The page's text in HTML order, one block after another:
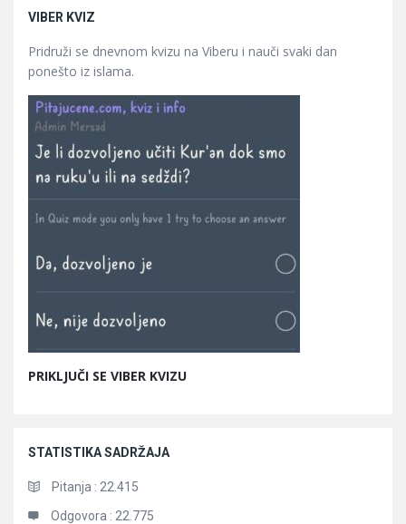
VIBER KVIZ
Pridruži se dnevnom kvizu na Viberu i nauči svaki dan
ponešto iz islama.
PRIKLJUČI SE VIBER KVIZU
STATISTIKA SADRŽAJA
Pitanja : 22.415
Odgovora : 22.775